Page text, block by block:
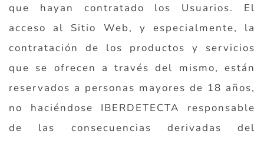
que hayan contratado los Usuarios. El
acceso al Sitio Web, y especialmente, la
contratación de los productos y servicios
que se ofrecen a través del mismo, están
reservados a personas mayores de 18 años,
no haciéndose IBERDETECTA responsable
de las consecuencias derivadas del